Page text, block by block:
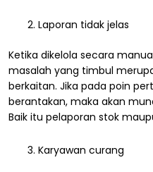
Laporan tidak jelas
Ketika dikelola secara
masalah yang timbul
berkaitan. Jika pada poin
berantakan, maka akan
Baik itu pelaporan stok
Karyawan curang